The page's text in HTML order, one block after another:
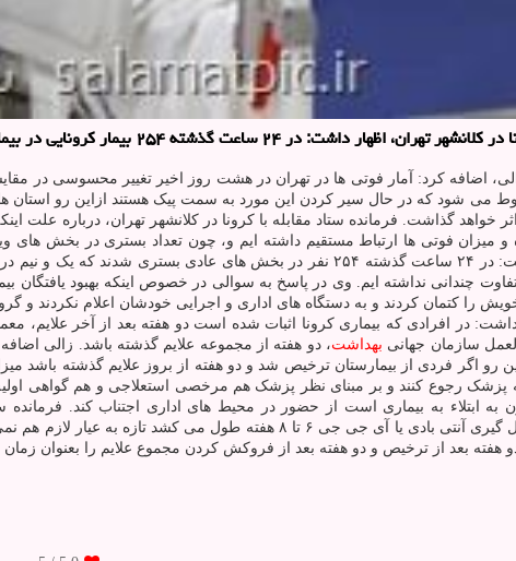
۲۵۴ بیمار كرونایی در بیمارستان های استان تهران بستری شدند.
اضافه کرد: آمار فوتی ها در تهران در هشت روز اخیر تغییر محسوسی در
شود که در حال سیر کردن این مورد به سمت پیک هستند ازاین رو استان
گذاشت. فرمانده ستاد مقابله با کرونا در کلانشهر تهران، درباره علت
و میزان فوتی ها ارتباط مستقیم داشته ایم و، چون تعداد بستری در بخش
تقریباً سیر ثابتی داشته است. زالی اظهار داشت: در ۲۴ ساعت گذشته ۲۵۴
تفاوت چندانی نداشته ایم. وی در پاسخ به سوالی در خصوص اینکه بهبود یافتگان
را کتمان کردند و به دستگاه های اداری و اجرایی خودشان اعلام نکردند و
داشت: در افرادی که بیماری کرونا اثبات شده است دو هفته بعد از آخر علایم،
سازمان جهانی بهداشت
رو اگر فردی از بیمارستان ترخیص شد و دو هفته از بروز علایم گذشته
رجوع کنند و بر مبنای نظر پزشک هم مرخصی استعلاجی و هم گواهی اولیه
ابتلاء به بیماری است از حضور در محیط های اداری اجتناب کند. فرمانده
بیمارستانی باید دقت کنیم که گاهی اوقات شکل گیری آنتی بادی یا
دو هفته بعد از ترخیص و دو هفته بعد از فروکش کردن مجموع علایم را بعنوان